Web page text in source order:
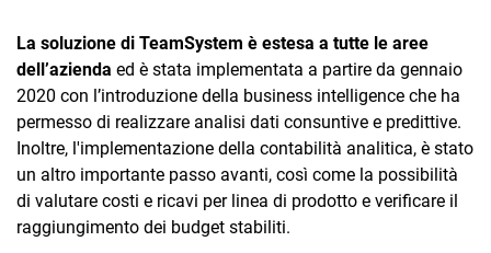
La soluzione di TeamSystem è estesa a tutte le aree
dell’azienda ed è stata implementata a partire da gennaio
2020 con l’introduzione della business intelligence che ha
permesso di realizzare analisi dati consuntive e predittive.
Inoltre, l'implementazione della contabilità analitica, è stato
un altro importante passo avanti, così come la possibilità
di valutare costi e ricavi per linea di prodotto e verificare il
raggiungimento dei budget stabiliti.